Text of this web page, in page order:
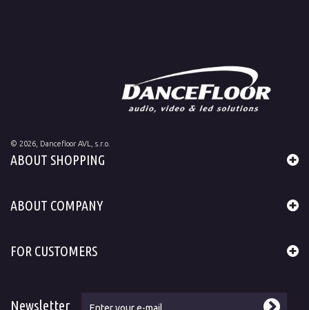
© 2026 , Dancefloor AVL, s.r.o.
ABOUT SHOPPING
ABOUT COMPANY
FOR CUSTOMERS
Newsletter